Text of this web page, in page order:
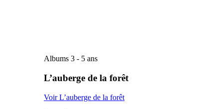
Albums 3 - 5 ans
L’auberge de la forêt
Voir L’auberge de la forêt